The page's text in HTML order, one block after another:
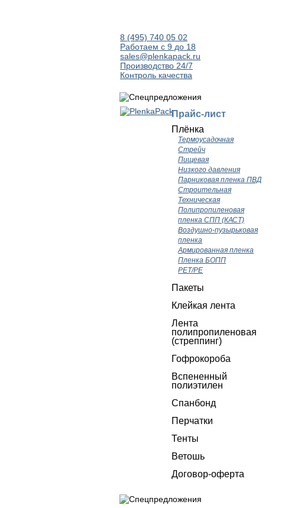
8 (495) 740 05 02
Работаем с 9 до 18
sales@plenkapack.ru
Производство 24/7
Контроль качества
Прайс-лист
Плёнка
Термоусадочная
Стрейч
Пищевая
Низкого давления
Парниковая пленка ПВД
Строительная
Техническая
Полипропиленовая
пленка СПП (КАСТ)
Воздушно-пузырьковая
пленка
Армированная пленка
Пленка БОПП
РЕТ/РЕ
Пакеты
Клейкая лента
Лента
полипропиленовая
(стреппинг)
Гофрокороба
Вспененный
полиэтилен
Спанбонд
Перчатки
Тенты
Ветошь
Договор-оферта